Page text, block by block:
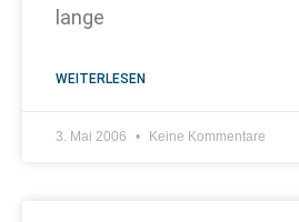
lange
WEITERLESEN
3. Mai 2006 Keine Kommentare